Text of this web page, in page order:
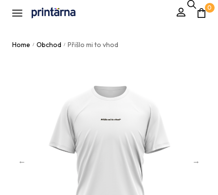
0
Home / Obchod / Přišlo mi to vhod